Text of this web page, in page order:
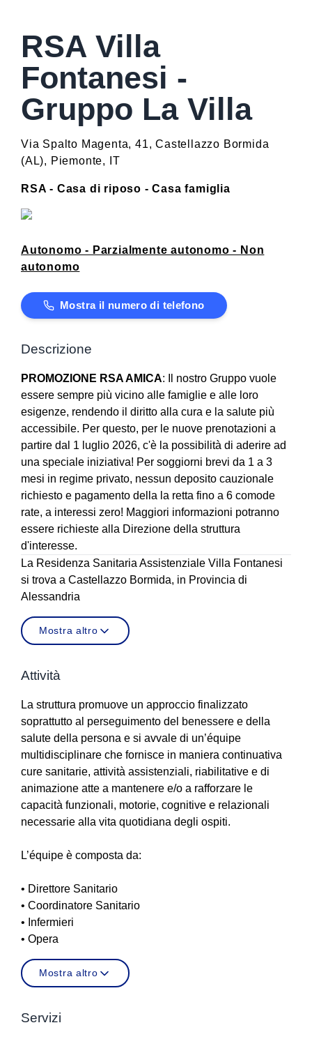
RSA Villa
Fontanesi -
Gruppo La Villa
Via Spalto Magenta, 41, Castellazzo Bormida
(AL), Piemonte, IT
RSA - Casa di riposo - Casa famiglia
Autonomo - Parzialmente autonomo - Non
autonomo
Mostra il numero di telefono
Descrizione
PROMOZIONE RSA AMICA: Il nostro Gruppo vuole
essere sempre più vicino alle famiglie e alle loro
esigenze, rendendo il diritto alla cura e la salute più
accessibile. Per questo, per le nuove prenotazioni a
partire dal 1 luglio 2026, c'è la possibilità di aderire ad
una speciale iniziativa! Per soggiorni brevi da 1 a 3
mesi in regime privato, nessun deposito cauzionale
richiesto e pagamento della la retta fino a 6 comode
rate, a interessi zero! Maggiori informazioni potranno
essere richieste alla Direzione della struttura
d'interesse.
La Residenza Sanitaria Assistenziale Villa Fontanesi
si trova a Castellazzo Bormida, in Provincia di
Alessandria
Mostra altro
Attività
La struttura promuove un approccio finalizzato
soprattutto al perseguimento del benessere e della
salute della persona e si avvale di un’équipe
multidisciplinare che fornisce in maniera continuativa
cure sanitarie, attività assistenziali, riabilitative e di
animazione atte a mantenere e/o a rafforzare le
capacità funzionali, motorie, cognitive e relazionali
necessarie alla vita quotidiana degli ospiti.
L’équipe è composta da:
• Direttore Sanitario
• Coordinatore Sanitario
• Infermieri
• Opera
Mostra altro
Servizi